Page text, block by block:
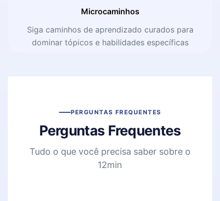
Microcaminhos
Siga caminhos de aprendizado curados para
dominar tópicos e habilidades específicas
PERGUNTAS FREQUENTES
Perguntas Frequentes
Tudo o que você precisa saber sobre o
12min